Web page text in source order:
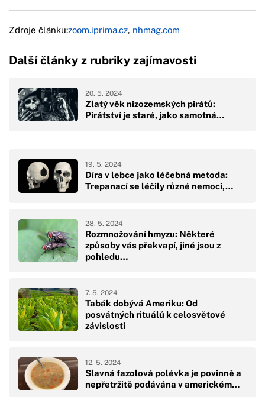
Zdroje článku:zoom.iprima.cz, nhmag.com
Další články z rubriky zajímavosti
Zlatý věk nizozemských pirátů:
Pirátství je staré, jako samotná…
20. 5. 2024
Díra v lebce jako léčebná metoda:
Trepanací se léčily různé nemoci,…
19. 5. 2024
Rozmnožování hmyzu: Některé
způsoby vás překvapí, jiné jsou z
pohledu…
28. 5. 2024
Tabák dobývá Ameriku: Od
posvátných rituálů k celosvětové
závislosti
7. 5. 2024
Slavná fazolová polévka je povinně a
nepřetržitě podávána v americkém…
12. 5. 2024